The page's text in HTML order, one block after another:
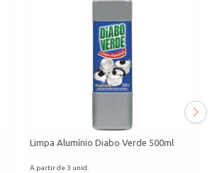
Limpa Alumínio Diabo Verde 500ml
A partir de 3 unid.